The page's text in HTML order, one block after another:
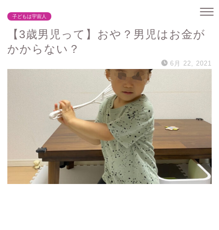
子どもは宇宙人
【3歳男児って】おや？男児はお金が
かからない？
6月 22, 2021